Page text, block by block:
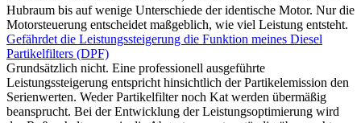
Hubraum bis auf wenige Unterschiede der identische Motor. Nur die
Motorsteuerung entscheidet maßgeblich, wie viel Leistung entsteht.
Gefährdet die Leistungssteigerung die Funktion meines Diesel
Partikelfilters (DPF)
Grundsätzlich nicht. Eine professionell ausgeführte
Leistungssteigerung entspricht hinsichtlich der Partikelemission den
Serienwerten. Weder Partikelfilter noch Kat werden übermäßig
beansprucht. Bei der Entwicklung der Leistungsoptimierung wird